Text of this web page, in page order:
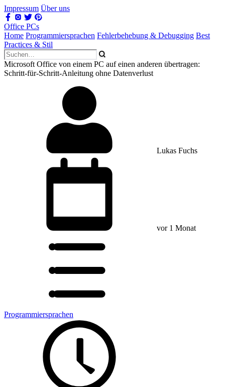
Impressum Über uns
Office PCs
Home Programmiersprachen Fehlerbehebung & Debugging Best
Practices & Stil
Microsoft Office von einem PC auf einen anderen übertragen:
Schritt-für-Schritt-Anleitung ohne Datenverlust
Lukas Fuchs
vor 1 Monat
Programmiersprachen